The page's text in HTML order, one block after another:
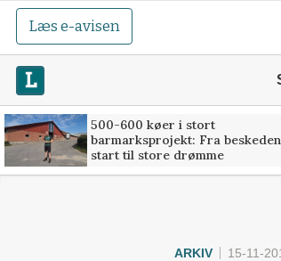
Læs e-avisen
500-600 køer i stort
barmarksprojekt: Fra beskeden
start til store drømme
ARKIV 15-11-